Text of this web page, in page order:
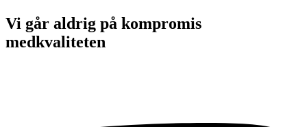
Vi går aldrig på kompromis
medkvaliteten